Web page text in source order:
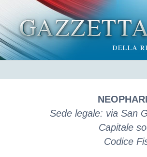
Sede legale: via San
Capitale
Codice